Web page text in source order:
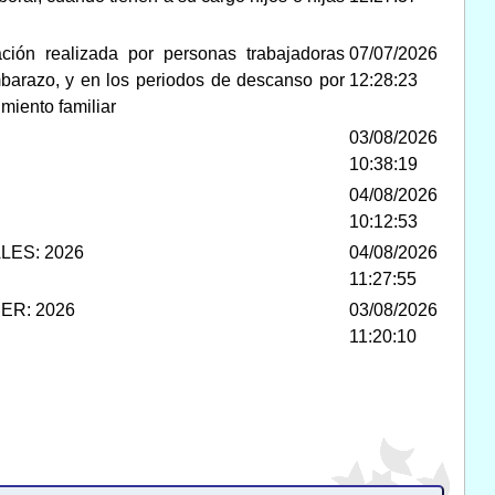
realizada por personas trabajadoras
y en los periodos de descanso por
familiar
07/07/2026
12:28:23
03/08/2026
10:38:19
04/08/2026
10:12:53
2026
04/08/2026
11:27:55
2026
03/08/2026
11:20:10